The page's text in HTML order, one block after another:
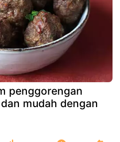
penggorengan
mudah dengan